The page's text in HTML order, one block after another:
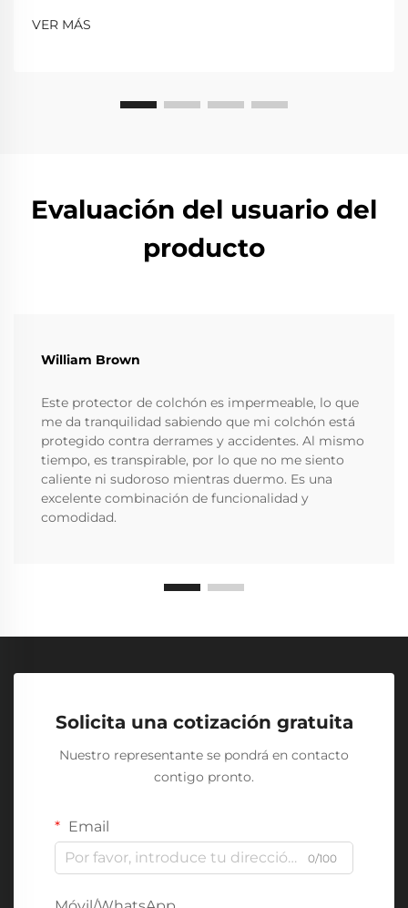
VER MÁS
Evaluación del usuario del
producto
William Brown
Este protector de colchón es impermeable, lo que
me da tranquilidad sabiendo que mi colchón está
protegido contra derrames y accidentes. Al mismo
tiempo, es transpirable, por lo que no me siento
caliente ni sudoroso mientras duermo. Es una
excelente combinación de funcionalidad y
comodidad.
Solicita una cotización gratuita
Nuestro representante se pondrá en contacto
contigo pronto.
Email
0/100